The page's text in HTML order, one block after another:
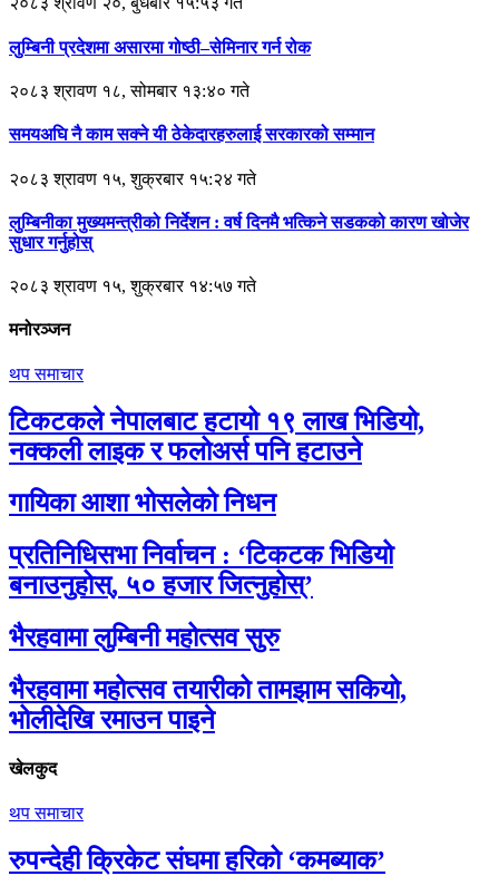
लुम्बिनी प्रदेशमा असारमा गोष्ठी–सेमिनार गर्न रोक
२०८३ श्रावण १८, सोमबार १३:४० गते
समयअघि नै काम सक्ने यी ठेकेदारहरुलाई सरकारको सम्मान
२०८३ श्रावण १५, शुक्रबार १५:२४ गते
लुम्बिनीका मुख्यमन्त्रीको निर्देशन : वर्ष दिनमै भत्किने सडकको कारण खोजेर
सुधार गर्नुहोस्
२०८३ श्रावण १५, शुक्रबार १४:५७ गते
मनोरञ्जन
थप समाचार
टिकटकले नेपालबाट हटायो १९ लाख भिडियो,
नक्कली लाइक र फलोअर्स पनि हटाउने
गायिका आशा भोसलेको निधन
प्रतिनिधिसभा निर्वाचन : ‘टिकटक भिडियो
बनाउनुहोस्, ५० हजार जित्नुहोस्’
भैरहवामा लुम्बिनी महोत्सव सुरु
भैरहवामा महोत्सव तयारीको तामझाम सकियो,
भोलीदेखि रमाउन पाइने
खेलकुद
थप समाचार
रुपन्देही क्रिकेट संघमा हरिको ‘कमब्याक’